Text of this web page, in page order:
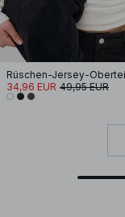
34,96 EUR 49,95 EUR